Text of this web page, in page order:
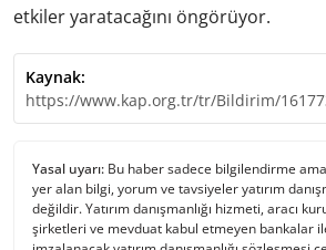
etkiler yaratacağını öngörüyor.
Kaynak:
https://www.kap.org.tr/tr/Bildirim/
Yasal uyarı: Bu haber sadece bilgilendirme
yer alan bilgi, yorum ve tavsiyeler yatırım
değildir. Yatırım danışmanlığı hizmeti, aracı
şirketleri ve mevduat kabul etmeyen bankalar